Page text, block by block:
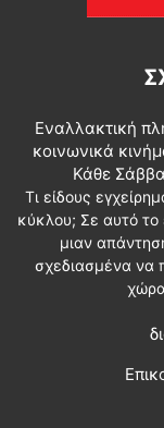
Εναλλακτική
κοινωνικά
Κάθε
Τι είδους
κύκλου; Σε αυτό
μιαν
σχεδιασμένα να